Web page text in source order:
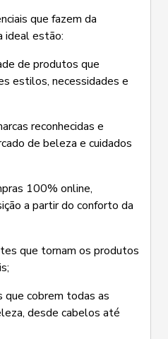
que fazem da
ideal estão:
de produtos que
estilos, necessidades e
reconhecidas e
de beleza e cuidados
100% online,
a partir do conforto da
que tornam os produtos
cobrem todas as
desde cabelos até